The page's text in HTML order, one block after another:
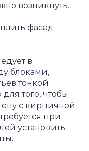
возникнуть.
фасад
в
блоками,
тонкой
того, чтобы
с кирпичной
при
установить